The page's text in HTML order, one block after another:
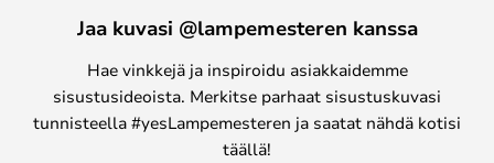
Jaa kuvasi @lampemesteren kanssa
Hae vinkkejä ja inspiroidu asiakkaidemme
sisustusideoista. Merkitse parhaat sisustuskuvasi
tunnisteella #yesLampemesteren ja saatat nähdä kotisi
täällä!